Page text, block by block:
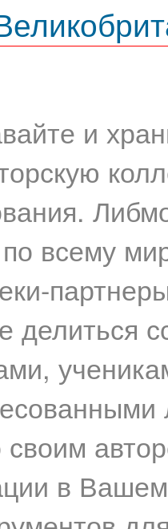
и
всему
делиться
своим
в